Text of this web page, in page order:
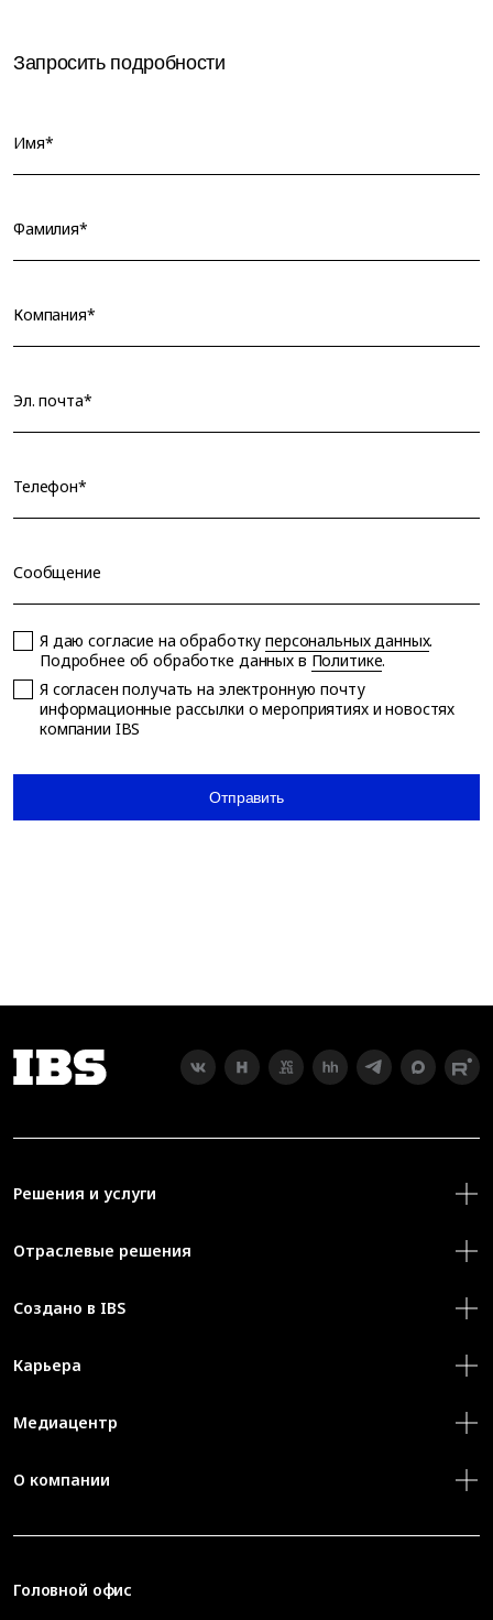
Запросить подробности
Имя*
Фамилия*
Компания*
Эл. почта*
Телефон*
Сообщение
Я даю согласие на обработкуперсональных данных.
Подробнее об обработке данных в Политике.
Я согласен получать на электронную почту
информационные рассылки о мероприятиях и новостях
компании IBS
Отправить
Решения и услуги
Отраслевые решения
Создано в IBS
Карьера
Медиацентр
О компании
Головной офис